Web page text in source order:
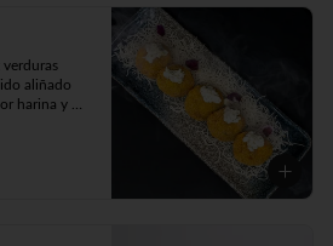
verduras
aliñado
harina y